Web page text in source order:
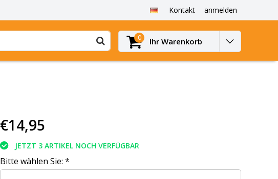
Kontakt anmelden
0 Ihr Warenkorb
€14,95
JETZT 3 ARTIKEL NOCH VERFÜGBAR
Bitte wählen Sie: *